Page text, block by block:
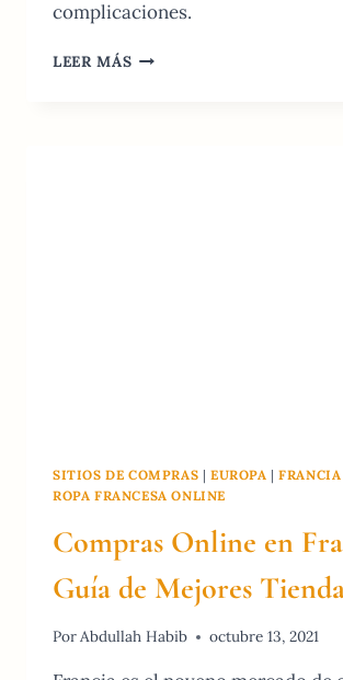
complicaciones.
LEER MÁS MEJORES
SITIOS DE COMPRAS | EUROPA |FRANCIA
ROPA FRANCESA ONLINE
Compras Online en
Guía de Mejores
PorAbdullah Habib octubre 13, 2021